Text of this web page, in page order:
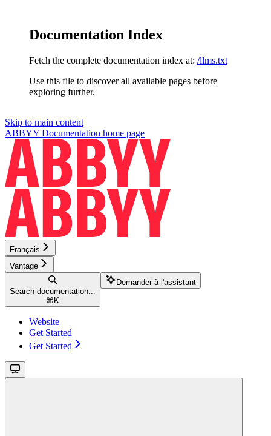
Documentation Index
Fetch the complete documentation index at: /llms.txt
Use this file to discover all available pages before
exploring further.
Skip to main content
ABBYY Documentation home page
Français
Vantage
Search documentation...
⌘ K
Demander à l'assistant
Website
Get Started
Get Started